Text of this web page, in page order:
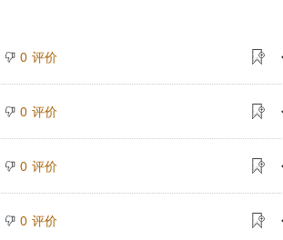
0 评价
0 评价
0 评价
0 评价